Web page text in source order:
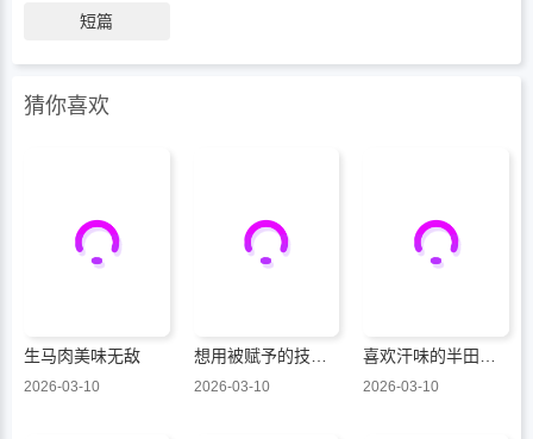
短篇
猜你喜欢
生马肉美味无敌
2026-03-10
想用被赋予的技能挣钱和异国美女们一起嬉戏
2026-03-10
喜欢汗味的半田同学正渴望品鉴
2026-03-10